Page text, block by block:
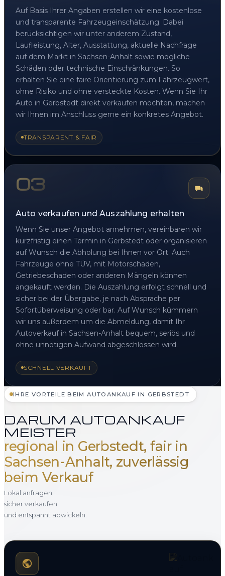
Auf Basis Ihrer Angaben erstellen wir eine kostenlose
und transparente Fahrzeugeinschätzung. Dabei
berücksichtigen wir unter anderem Zustand,
Laufleistung, Alter, Ausstattung, aktuelle Nachfrage
auf dem Markt in Sachsen-Anhalt sowie mögliche
Schäden oder technische Einschränkungen. So
erhalten Sie eine faire Orientierung zum Fahrzeugwert,
ohne Risiko und ohne versteckte Kosten. Wenn Sie Ihr
Auto in Gerbstedt direkt verkaufen möchten, machen
wir Ihnen im Anschluss gerne ein konkretes Angebot.
TRANSPARENT & FAIR
03
Auto verkaufen und Auszahlung erhalten
Wenn Sie unser Angebot annehmen, vereinbaren wir
kurzfristig einen Termin in Gerbstedt oder organisieren
auf Wunsch die Abholung bei Ihnen vor Ort. Auch
Fahrzeuge ohne TÜV, mit Motorschaden,
Getriebeschaden oder anderen Mängeln können
angekauft werden. Die Auszahlung erfolgt schnell und
sicher bei der Übergabe, je nach Absprache per
Sofortüberweisung oder bar. Auf Wunsch kümmern
wir uns außerdem um die Abmeldung, damit Ihr
Autoverkauf in Sachsen-Anhalt bequem, seriös und
ohne unnötigen Aufwand abgeschlossen wird.
SCHNELL VERKAUFT
IHRE VORTEILE BEIM AUTOANKAUF IN GERBSTEDT
DARUM AUTOANKAUF
MEISTER
regional in Gerbstedt, fair in
Sachsen-Anhalt, zuverlässig
beim Verkauf
Lokal anfragen,
sicher verkaufen
und entspannt abwickeln.